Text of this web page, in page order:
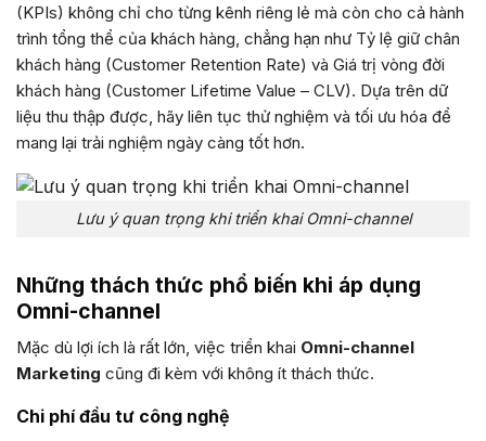
(KPIs) không chỉ cho từng kênh riêng lẻ mà còn cho cả hành
trình tổng thể của khách hàng, chẳng hạn như Tỷ lệ giữ chân
khách hàng (Customer Retention Rate) và Giá trị vòng đời
khách hàng (Customer Lifetime Value – CLV). Dựa trên dữ
liệu thu thập được, hãy liên tục thử nghiệm và tối ưu hóa để
mang lại trải nghiệm ngày càng tốt hơn.
Lưu ý quan trọng khi triển khai Omni-channel
Những thách thức phổ biến khi áp dụng
Omni-channel
Mặc dù lợi ích là rất lớn, việc triển khai Omni-channel
Marketing cũng đi kèm với không ít thách thức.
Chi phí đầu tư công nghệ